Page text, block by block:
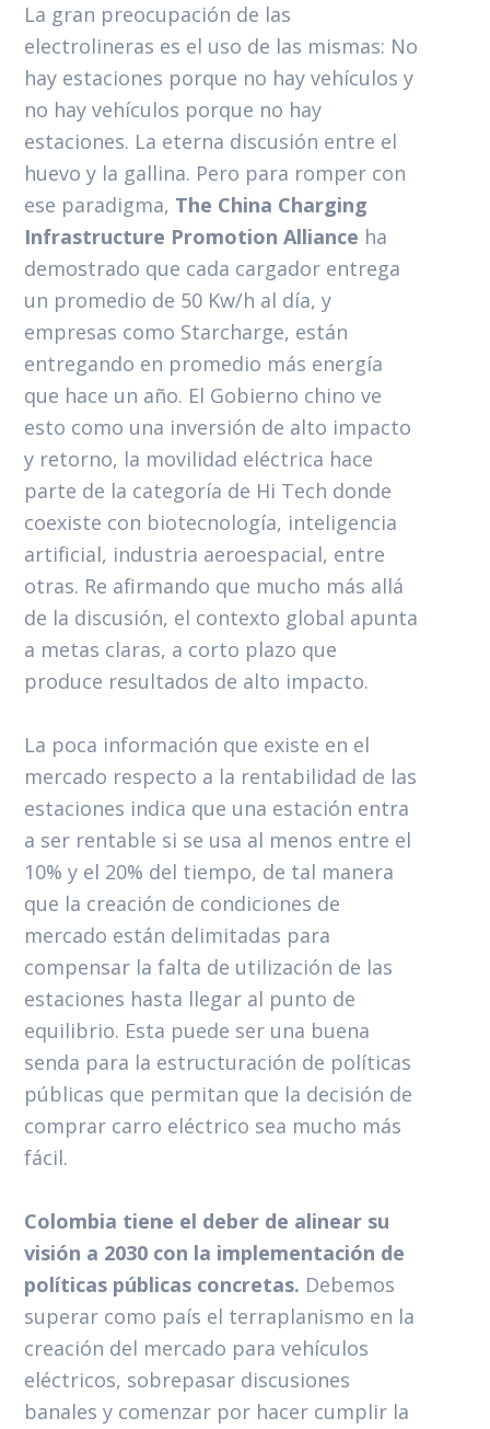
La gran preocupación de las
electrolineras es el uso de las mismas: No
hay estaciones porque no hay vehículos y
no hay vehículos porque no hay
estaciones. La eterna discusión entre el
huevo y la gallina. Pero para romper con
ese paradigma, The China Charging
Infrastructure Promotion Alliance ha
demostrado que cada cargador entrega
un promedio de 50 Kw/h al día, y
empresas como Starcharge, están
entregando en promedio más energía
que hace un año. El Gobierno chino ve
esto como una inversión de alto impacto
y retorno, la movilidad eléctrica hace
parte de la categoría de Hi Tech donde
coexiste con biotecnología, inteligencia
artificial, industria aeroespacial, entre
otras. Re afirmando que mucho más allá
de la discusión, el contexto global apunta
a metas claras, a corto plazo que
produce resultados de alto impacto.
La poca información que existe en el
mercado respecto a la rentabilidad de las
estaciones indica que una estación entra
a ser rentable si se usa al menos entre el
10% y el 20% del tiempo, de tal manera
que la creación de condiciones de
mercado están delimitadas para
compensar la falta de utilización de las
estaciones hasta llegar al punto de
equilibrio. Esta puede ser una buena
senda para la estructuración de políticas
públicas que permitan que la decisión de
comprar carro eléctrico sea mucho más
fácil.
Colombia tiene el deber de alinear su
visión a 2030 con la implementación de
políticas públicas concretas. Debemos
superar como país el terraplanismo en la
creación del mercado para vehículos
eléctricos, sobrepasar discusiones
banales y comenzar por hacer cumplir la